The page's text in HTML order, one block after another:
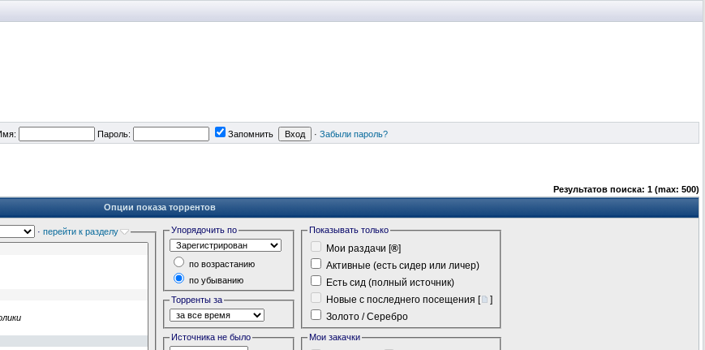
Пароль: Запомнить · Забыли пароль?
Результатов поиска: 1 (max: 500)
Опции показа торрентов
· перейти к разделу Упорядочить по
по возрастанию
по убыванию
Торренты за
Источника не было
Показывать только
Мои раздачи [®]
Активные (есть сидер или личер)
Есть сид (полный источник)
Новые с последнего посещения [
]
Золото / Серебро
Мои закачки